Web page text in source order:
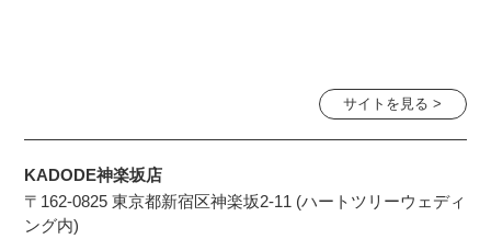
サイトを見る >
KADODE神楽坂店
〒162-0825 東京都新宿区神楽坂2-11 (ハートツリーウェディ
ング内)